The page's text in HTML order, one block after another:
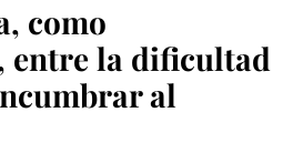
como
entre la dificultad
al